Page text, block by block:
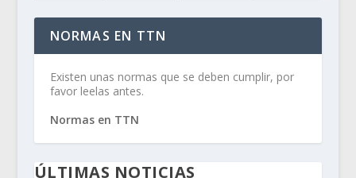
NORMAS EN TTN
Existen unas normas que se deben cumplir, por
favor leelas antes.
Normas en TTN
ÚLTIMAS NOTICIAS